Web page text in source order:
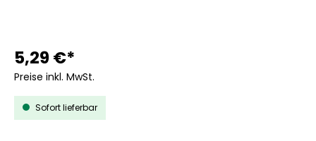
5,29 €*
Preise inkl. MwSt.
Sofort lieferbar